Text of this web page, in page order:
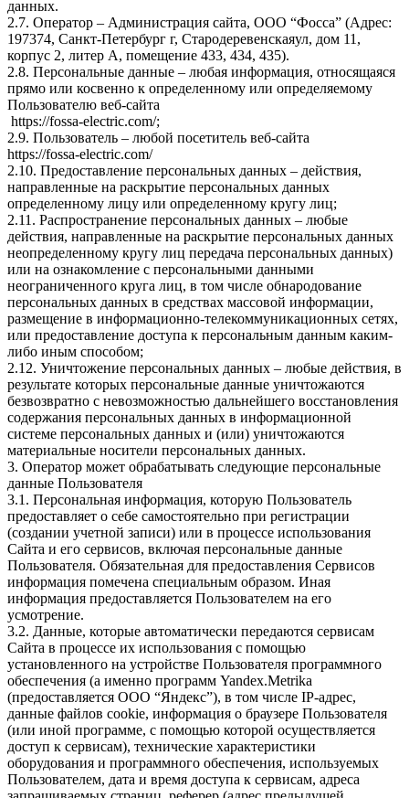
данных.
2.7. Оператор – Администрация сайта, ООО “Фосса” (Адрес:
197374, Санкт-Петербург г, Стародеревенскаяул, дом 11,
корпус 2, литер А, помещение 433, 434, 435).
2.8. Персональные данные – любая информация, относящаяся
прямо или косвенно к определенному или определяемому
Пользователю веб-сайта
https://fossa-electric.com/;
2.9. Пользователь – любой посетитель веб-сайта
https://fossa-electric.com/
2.10. Предоставление персональных данных – действия,
направленные на раскрытие персональных данных
определенному лицу или определенному кругу лиц;
2.11. Распространение персональных данных – любые
действия, направленные на раскрытие персональных данных
неопределенному кругу лиц передача персональных данных)
или на ознакомление с персональными данными
неограниченного круга лиц, в том числе обнародование
персональных данных в средствах массовой информации,
размещение в информационно-телекоммуникационных сетях,
или предоставление доступа к персональным данным каким-
либо иным способом;
2.12. Уничтожение персональных данных – любые действия, в
результате которых персональные данные уничтожаются
безвозвратно с невозможностью дальнейшего восстановления
содержания персональных данных в информационной
системе персональных данных и (или) уничтожаются
материальные носители персональных данных.
3. Оператор может обрабатывать следующие персональные
данные Пользователя
3.1. Персональная информация, которую Пользователь
предоставляет о себе самостоятельно при регистрации
(создании учетной записи) или в процессе использования
Сайта и его сервисов, включая персональные данные
Пользователя. Обязательная для предоставления Сервисов
информация помечена специальным образом. Иная
информация предоставляется Пользователем на его
усмотрение.
3.2. Данные, которые автоматически передаются сервисам
Сайта в процессе их использования с помощью
установленного на устройстве Пользователя программного
обеспечения (а именно программ Yandex.Metrika
(предоставляется ООО “Яндекс”), в том числе IP-адрес,
данные файлов cookie, информация о браузере Пользователя
(или иной программе, с помощью которой осуществляется
доступ к сервисам), технические характеристики
оборудования и программного обеспечения, используемых
Пользователем, дата и время доступа к сервисам, адреса